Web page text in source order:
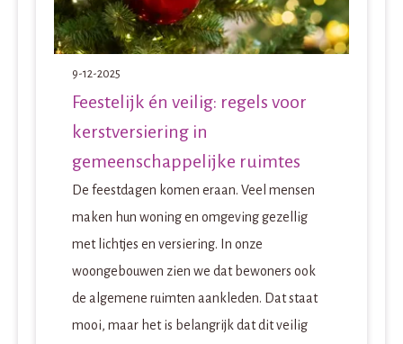
Feestelijk én veilig: regels voor
kerstversiering in
gemeenschappelijke ruimtes
9-12-2025
De feestdagen komen eraan. Veel mensen
maken hun woning en omgeving gezellig
met lichtjes en versiering. In onze
woongebouwen zien we dat bewoners ook
de algemene ruimten aankleden. Dat staat
mooi, maar het is belangrijk dat dit veilig